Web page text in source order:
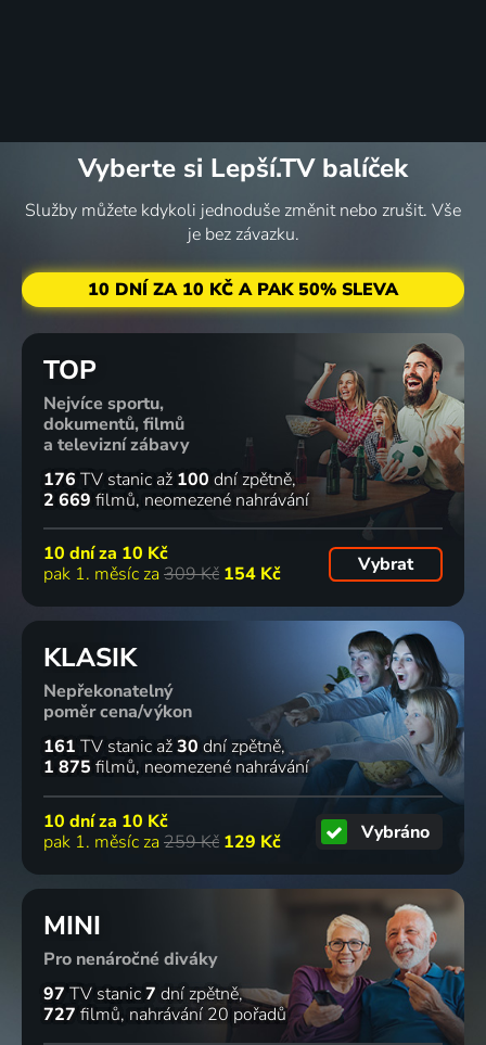
Vyberte si Lepší.TV balíček
Služby můžete kdykoli jednoduše změnit nebo zrušit. Vše
je bez závazku.
10 DNÍ ZA 10 KČ A PAK 50% SLEVA
TOP
Nejvíce sportu,
dokumentů, filmů
a televizní zábavy
176 TV stanic až 100 dní zpětně
2 669 filmů neomezené nahrávání
10 dní za 10 Kč
pak 1. měsíc za 309 Kč 154 Kč Vybrat
KLASIK
Nepřekonatelný
poměr cena/výkon
161 TV stanic až30 dní zpětně
1 875 filmů neomezené nahrávání
10 dní za 10 Kč
pak 1. měsíc za 259 Kč 129 Kč Vybráno
MINI
Pro nenáročné diváky
97 TV stanic7 dní zpětně
727 filmů nahrávání 20 pořadů